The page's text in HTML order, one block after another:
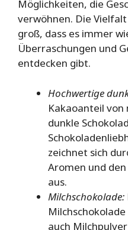
Möglichkeiten, die
verwöhnen. Die
groß, dass es immer
Überraschungen und
entdecken gibt.
Hochwertige
Kakaoanteil von
dunkle
zeichnet sich
Aromen und
aus.
Milchschokolade:
auch